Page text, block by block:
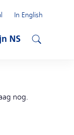
NS
In English
nog.